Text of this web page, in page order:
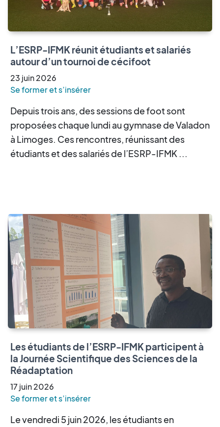
L’ESRP-IFMK réunit étudiants et salariés
autour d’un tournoi de cécifoot
23 juin2026
Se former et s’insérer
Depuis trois ans, des sessions de foot sont
proposées chaque lundi au gymnase de Valadon
à Limoges. Ces rencontres, réunissant des
étudiants et des salariés de l’ESRP-IFMK ...
Les étudiants de l’ESRP-IFMK participent à
la Journée Scientifique des Sciences de la
Réadaptation
17juin2026
Se former et s’insérer
Le vendredi 5 juin 2026, les étudiants en